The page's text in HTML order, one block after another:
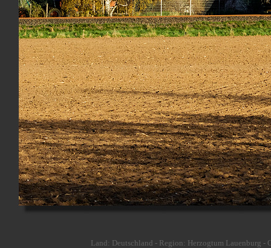
Land: Deutschland - Region: Herzogtum Lauenburg